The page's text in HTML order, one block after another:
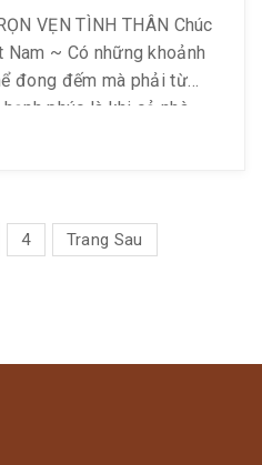
VẸN TÌNH THÂN Chúc
~ Có những khoảnh
đong đếm mà phải từ
phúc là khi cả nhà
Kitchen sẽ cùng bạn
4 Trang Sau